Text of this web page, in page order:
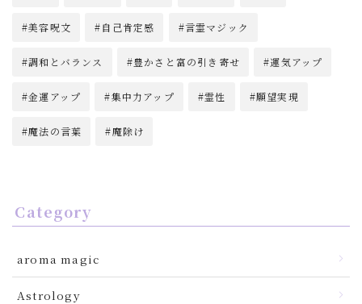
美容呪文 自己肯定感 言霊マジック
調和とバランス 豊かさと富の引き寄せ 運気アップ
金運アップ 集中力アップ 霊性 願望実現
魔法の言葉 魔除け
Category
aroma magic
Astrology